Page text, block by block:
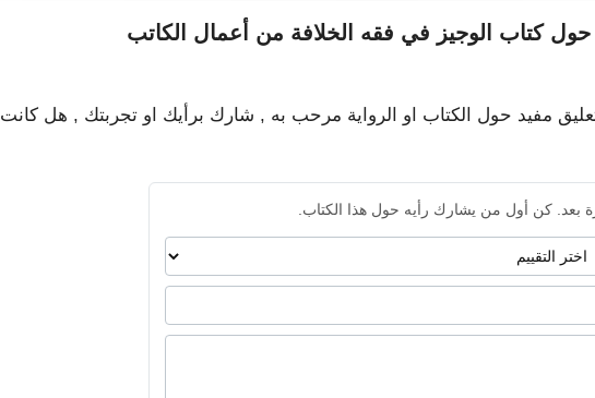
كتاب الوجيز في فقه الخلافة من أعمال الكاتب
مفيد حول الكتاب او الرواية مرحب به , شارك برأيك او تجربتك , هل كانت
بعد. كن أول من يشارك رأيه حول هذا الكتاب.